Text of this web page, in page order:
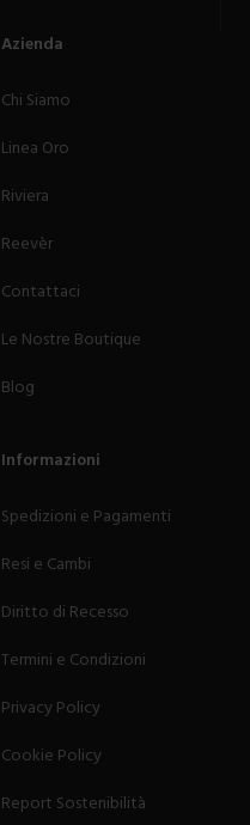
Azienda
Chi Siamo
Linea Oro
Riviera
Reevèr
Contattaci
Le Nostre Boutique
Blog
Informazioni
Spedizioni e Pagamenti
Resi e Cambi
Diritto di Recesso
Termini e Condizioni
Privacy Policy
Cookie Policy
Report Sostenibilità